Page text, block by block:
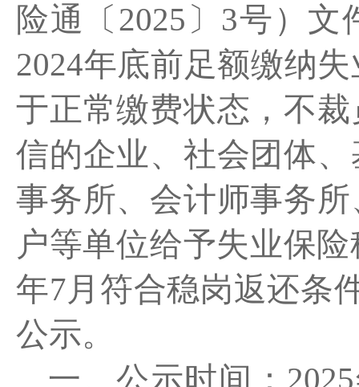
险通〔 2025 〕 3号）文
2024年底前足额缴纳
于正常缴费状态，不
信的企业、社会团体
事务所、会计师事务
户等单位给予失业保
年7月符合稳岗返还条
公示。
一、公示时间： 2025